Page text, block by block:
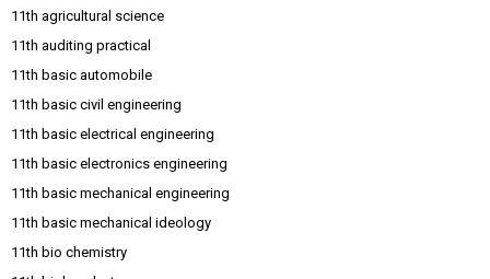
11th agricultural science
11th auditing practical
11th basic automobile
11th basic civil engineering
11th basic electrical engineering
11th basic electronics engineering
11th basic mechanical engineering
11th basic mechanical ideology
11th bio chemistry